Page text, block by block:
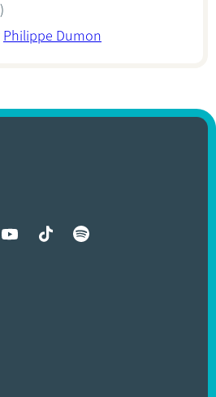
Philippe Dumon
les réseaux